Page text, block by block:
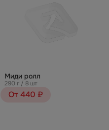
Миди ролл
290 г / 8 шт
От 440 ₽